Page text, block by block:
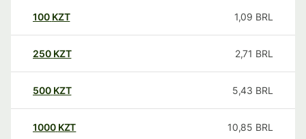
100 KZT 1,09 BRL
250 KZT 2,71 BRL
500 KZT 5,43 BRL
1000 KZT 10,85 BRL